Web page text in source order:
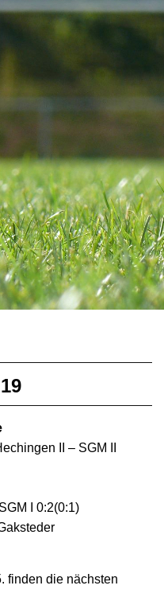
II – SGM II
I 0:2(0:1)
finden die nächsten